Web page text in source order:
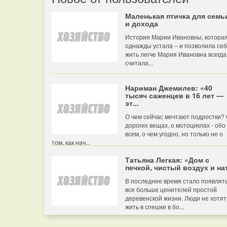
Маленькая птичка для
и дохода
История Марии Ивановны, которая
однажды устала – и позволила
жить легче Мария Ивановна всегда
считала...
Нариман Джемилев: «40
тысяч саженцев в 16 лет —
эт...
О чем сейчас мечтают подростки?
дорогих вещах, о мотоциклах - обо
всем, о чем угодно, но только не о
том, как нач...
Татьяна Легкая: «Дом с
печкой, чистый воздух и
В последнее время стало
все больше ценителей простой
деревенской жизни. Люди не хотят
жить в спешке в бо...